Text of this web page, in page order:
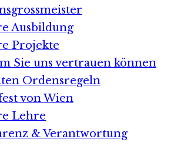
Ausbildung
Projekte
Sie uns vertrauen können
Ordensregeln
von Wien
Lehre
& Verantwortung